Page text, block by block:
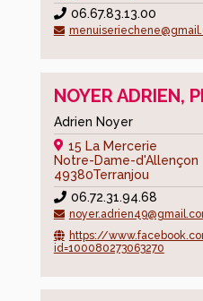
06.67.83.13.00
NOYER ADRIEN,
Adrien Noyer
15 La Mercerie
Notre-Dame-d'Allençon
49380Terranjou
06.72.31.94.68
https://
id=100080273063270